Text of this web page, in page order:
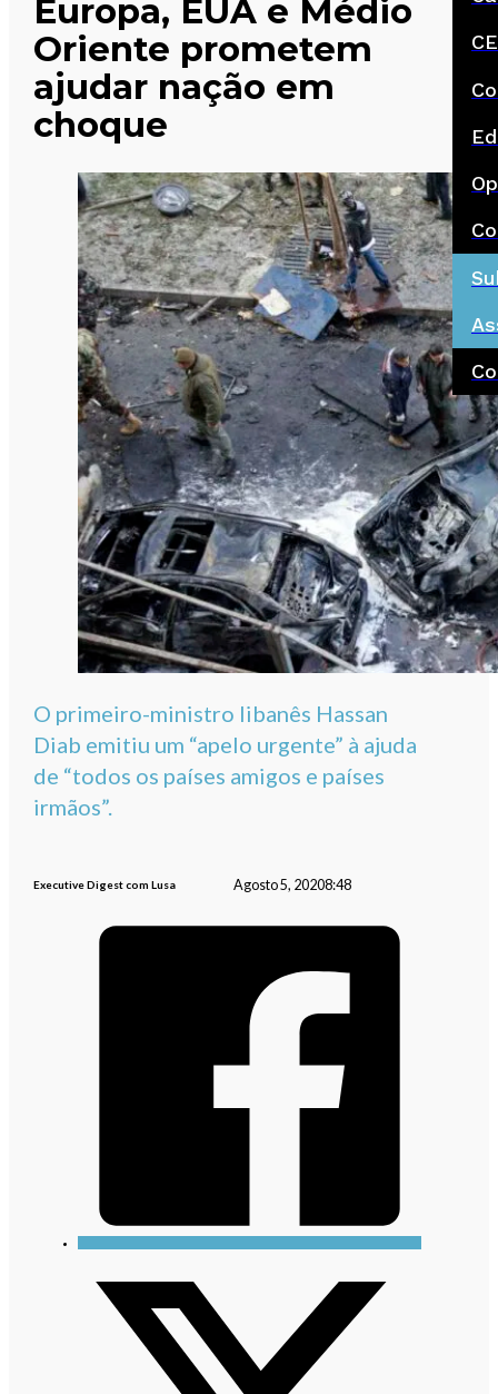
Europa, EUA e Médio
Oriente prometem
ajudar nação em
choque
O primeiro-ministro libanês Hassan
Diab emitiu um “apelo urgente” à ajuda
de “todos os países amigos e países
irmãos”.
Executive Digest com Lusa Agosto 5, 20208:48